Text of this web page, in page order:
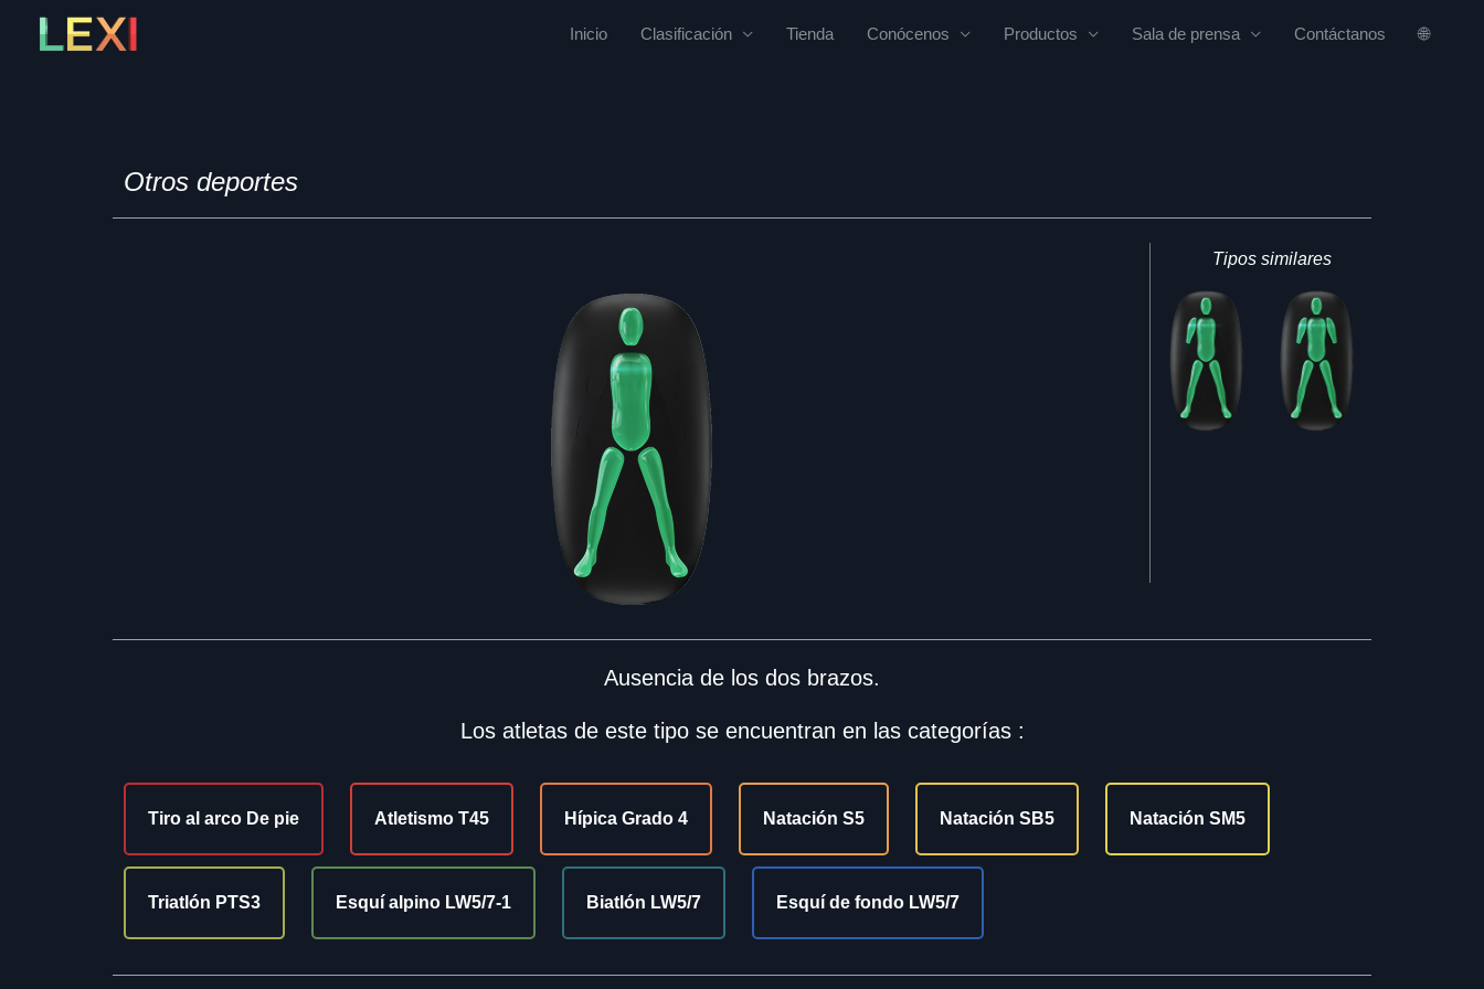
Inicio Clasificación Tienda Conócenos Productos Sala de prensa Contáctanos 🌐
Otros deportes
Tipos similares
Ausencia de los dos brazos.
Los atletas de este tipo se encuentran en las categorías :
Tiro al arco De pie Atletismo T45 Hípica Grado 4 Natación S5 Natación SB5 Natación SM5
Triatlón PTS3 Esquí alpino LW5/7-1 Biatlón LW5/7 Esquí de fondo LW5/7